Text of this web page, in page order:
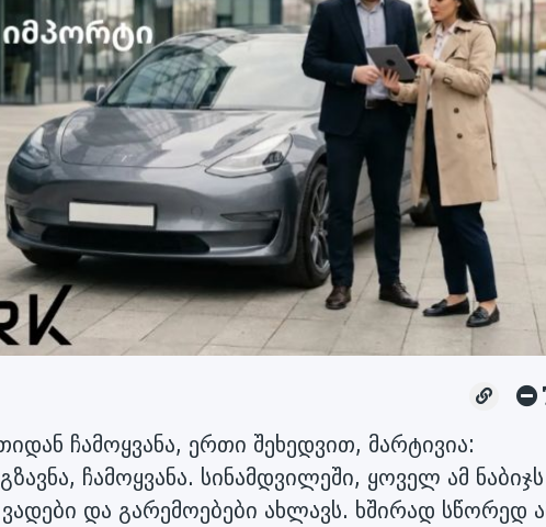
ჩამოყვანა, ერთი შეხედვით, მარტივია:
ჩამოყვანა. სინამდვილეში, ყოველ ამ ნაბიჯს
და გარემოებები ახლავს. ხშირად სწორედ